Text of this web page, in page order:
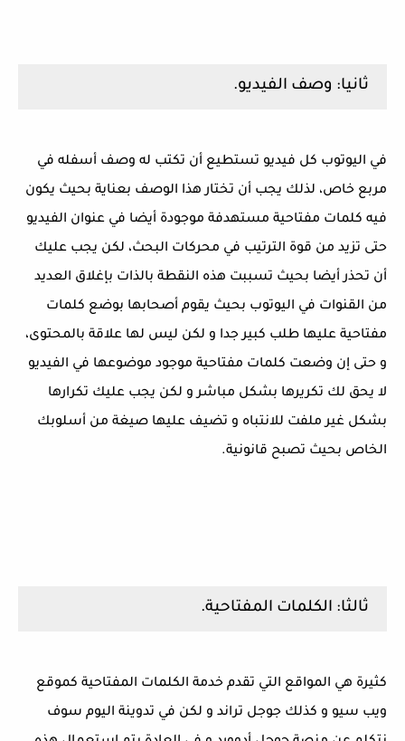
ثانيا: وصف الفيديو.
في اليوتوب كل فيديو تستطيع أن تكتب له وصف أسفله في
مربع خاص، لذلك يجب أن تختار هذا الوصف بعناية بحيث يكون
فيه كلمات مفتاحية مستهدفة موجودة أيضا في عنوان الفيديو
حتى تزيد من قوة الترتيب في محركات البحث، لكن يجب عليك
أن تحذر أيضا بحيث تسببت هذه النقطة بالذات بإغلاق العديد
من القنوات في اليوتوب بحيث يقوم أصحابها بوضع كلمات
مفتاحية عليها طلب كبير جدا و لكن ليس لها علاقة بالمحتوى،
و حتى إن وضعت كلمات مفتاحية موجود موضوعها في الفيديو
لا يحق لك تكريرها بشكل مباشر و لكن يجب عليك تكرارها
بشكل غير ملفت للانتباه و تضيف عليها صيغة من أسلوبك
الخاص بحيث تصبح قانونية.
ثالثا: الكلمات المفتاحية.
كثيرة هي المواقع التي تقدم خدمة الكلمات المفتاحية كموقع
ويب سيو و كذلك جوجل تراند و لكن في تدوينة اليوم سوف